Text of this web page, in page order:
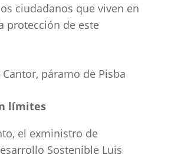
ciudadanos que viven en
protección de este
páramo de Pisba
límites
el exministro de
Sostenible Luis